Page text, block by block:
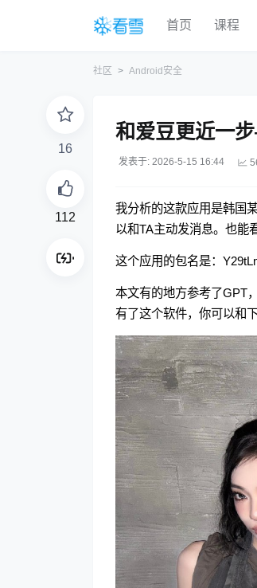
首页 课程
社区 Android安全
16
112
和爱豆更近一
发表于: 2026-5-15 16:44
我分析的这款应用是韩国
以和TA主动发消息。也能
这个应用的包名是：
本文有的地方参考了GPT
有了这个软件，你可以和